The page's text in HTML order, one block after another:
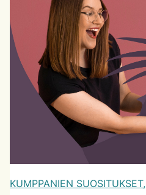
KUMPPANIEN SUOSITUKSET,